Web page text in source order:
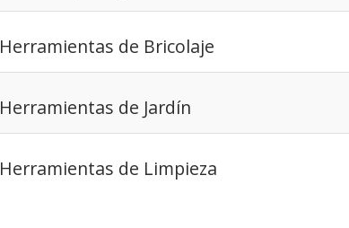
Herramientas de Bricolaje
Herramientas de Jardín
Herramientas de Limpieza